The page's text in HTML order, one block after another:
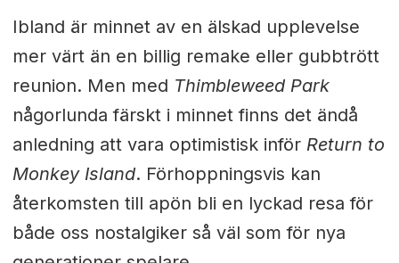
Ibland är minnet av en älskad upplevelse
mer värt än en billig remake eller gubbtrött
reunion. Men med Thimbleweed Park
någorlunda färskt i minnet finns det ändå
anledning att vara optimistisk inför Return to
Monkey Island. Förhoppningsvis kan
återkomsten till apön bli en lyckad resa för
både oss nostalgiker så väl som för nya